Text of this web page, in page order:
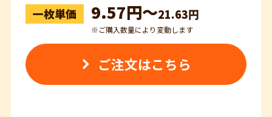
一枚単価 9.57円〜21.63円
※ご購入数量により変動します
ご注文はこちら